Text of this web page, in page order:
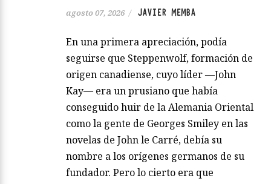
agosto 07, 2026 / JAVIER MEMBA
En una primera apreciación, podía
seguirse que Steppenwolf, formación de
origen canadiense, cuyo líder —John
Kay— era un prusiano que había
conseguido huir de la Alemania Oriental
como la gente de Georges Smiley en las
novelas de John le Carré, debía su
nombre a los orígenes germanos de su
fundador. Pero lo cierto era que